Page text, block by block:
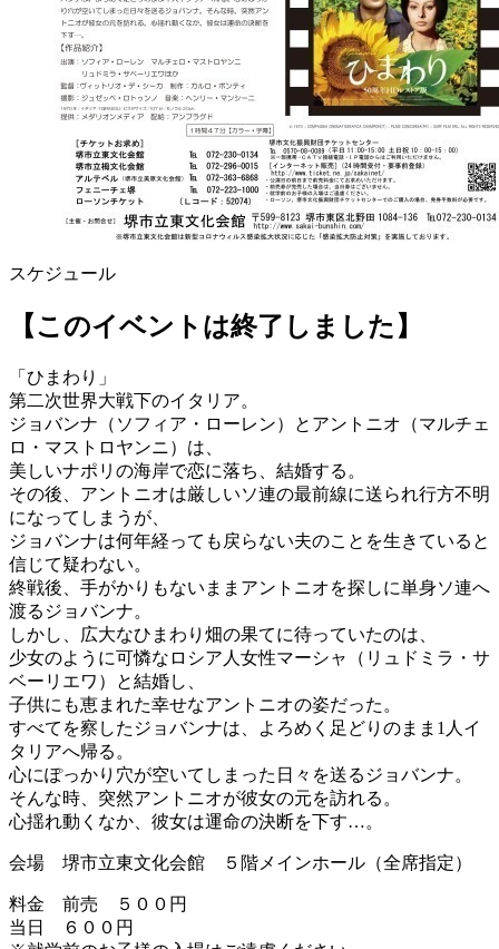
スケジュール
【このイベントは終了しました】
「ひまわり」
第二次世界大戦下のイタリア。
ジョバンナ（ソフィア・ローレン）とアントニオ（マルチェ
ロ・マストロヤンニ）は、
美しいナポリの海岸で恋に落ち、結婚する。
その後、アントニオは厳しいソ連の最前線に送られ行方不明
になってしまうが、
ジョバンナは何年経っても戻らない夫のことを生きていると
信じて疑わない。
終戦後、手がかりもないままアントニオを探しに単身ソ連へ
渡るジョバンナ。
しかし、広大なひまわり畑の果てに待っていたのは、
少女のように可憐なロシア人女性マーシャ（リュドミラ・サ
ベーリエワ）と結婚し、
子供にも恵まれた幸せなアントニオの姿だった。
すべてを察したジョバンナは、よろめく足どりのまま1人イ
タリアへ帰る。
心にぽっかり穴が空いてしまった日々を送るジョバンナ。
そんな時、突然アントニオが彼女の元を訪れる。
心揺れ動くなか、彼女は運命の決断を下す…。
会場 堺市立東文化会館 ５階メインホール（全席指定）
料金 前売 ５００円
当日 ６００円